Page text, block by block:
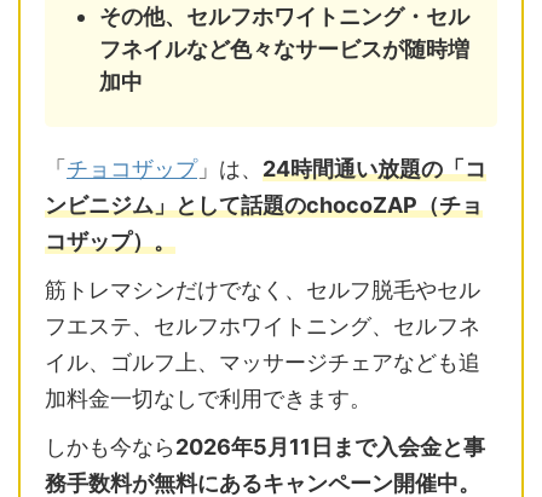
その他、セルフホワイトニング・セル
フネイルなど色々なサービスが随時増
加中
「 チョコザップ」は、 24時間通い放題の「コ
ンビニジム」として話題のchocoZAP（チョ
コザップ）。
筋トレマシンだけでなく、セルフ脱毛やセル
フエステ、セルフホワイトニング、セルフネ
イル、ゴルフ上、マッサージチェアなども追
加料金一切なしで利用できます。
しかも今なら2026年5月11日まで入会金と事
務手数料が無料にあるキャンペーン開催中。